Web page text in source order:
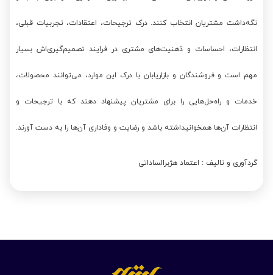
نگه‌داشت مشتریان انتخاب کنند. درک ترجیحات، اعتقادات، تجربیات قبلی،
انتظارات، احساسات و ذهنیت‌های مشتری در فرایند تصمیم‌گیری‌اش بسیار
مهم است و فروشندگان و بازاریابان با درک این موارد، می‌توانند محصولات،
خدمات و راه‌حل‌هایی را برای مشتریان پیشنهاد دهند که با ترجیحات و
انتظارات آن‌ها همخوانیداشته باشد و رضایت و وفاداری آن‌ها را به دست آورند.
گردآوری و تالیف : اعتماد هژبرالساداتی